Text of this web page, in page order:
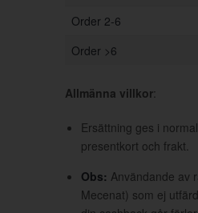
Order 2-6
Order >6
Allmänna villkor:
Ersättning ges i
presentkort och frakt.
Obs: Användande av
Mecenat) som ej